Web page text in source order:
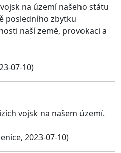
na území našeho státu
posledního zbytku
naší země, provokaci a
07-10)
vojsk na našem území.
2023-07-10)